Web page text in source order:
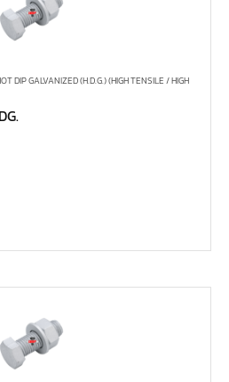
DIP GALVANIZED (H.D.G.) (HIGH TENSILE / HIGH